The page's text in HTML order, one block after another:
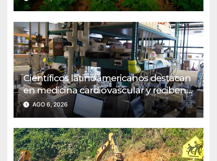
Científicos latinoamericanos destacan
en medicina cardiovascular y reciben
reconocimiento del MIT
AGO 6, 2026